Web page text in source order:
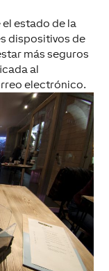
estado de la
dispositivos de
más seguros
al
electrónico.